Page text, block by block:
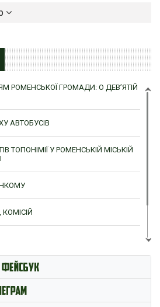
РОМЕНСЬКОЇ ГРОМАДИ: О ДЕВ’ЯТІЙ
АВТОБУСІВ
ТОПОНІМІЇ У РОМЕНСЬКІЙ МІСЬКІЙ